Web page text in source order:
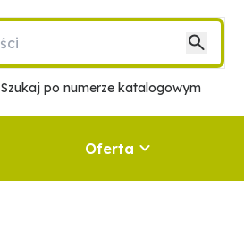
Szukaj po numerze katalogowym
Oferta